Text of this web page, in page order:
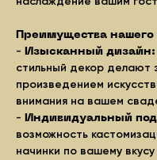
Преимущества нашего
- Изысканный дизайн:
стильный декор делают
произведением
внимания на вашем
- Индивидуальный
возможность
начинки по вашему